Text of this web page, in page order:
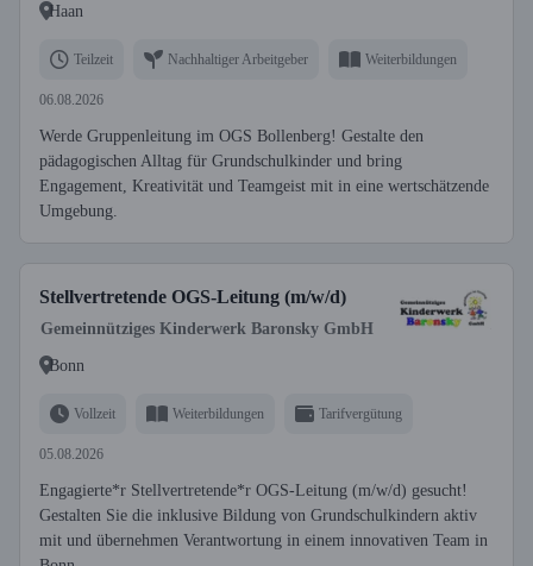
Haan
Teilzeit Nachhaltiger Arbeitgeber Weiterbildungen
06.08.2026
Werde Gruppenleitung im OGS Bollenberg! Gestalte den
pädagogischen Alltag für Grundschulkinder und bring
Engagement, Kreativität und Teamgeist mit in eine wertschätzende
Umgebung.
Stellvertretende OGS-Leitung (m/w/d)
Gemeinnütziges Kinderwerk Baronsky GmbH
Bonn
Vollzeit Weiterbildungen Tarifvergütung
05.08.2026
Engagierte*r Stellvertretende*r OGS-Leitung (m/w/d) gesucht!
Gestalten Sie die inklusive Bildung von Grundschulkindern aktiv
mit und übernehmen Verantwortung in einem innovativen Team in